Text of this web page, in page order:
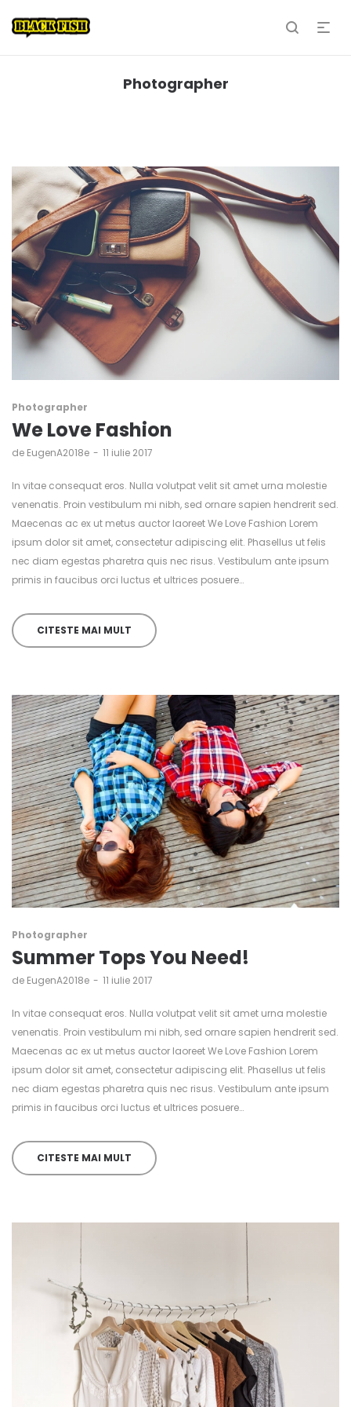
Photographer
Photographer
We Love Fashion
de EugenA2018e 11 iulie 2017
In vitae consequat eros. Nulla volutpat velit sit amet urna molestie
venenatis. Proin vestibulum mi nibh, sed ornare sapien hendrerit sed.
Maecenas ac ex ut metus auctor laoreet We Love Fashion Lorem
ipsum dolor sit amet, consectetur adipiscing elit. Phasellus ut felis
nec diam egestas pharetra quis nec risus. Vestibulum ante ipsum
primis in faucibus orci luctus et ultrices posuere…
CITESTE MAI MULT
Photographer
Summer Tops You Need!
de EugenA2018e 11 iulie 2017
In vitae consequat eros. Nulla volutpat velit sit amet urna molestie
venenatis. Proin vestibulum mi nibh, sed ornare sapien hendrerit sed.
Maecenas ac ex ut metus auctor laoreet We Love Fashion Lorem
ipsum dolor sit amet, consectetur adipiscing elit. Phasellus ut felis
nec diam egestas pharetra quis nec risus. Vestibulum ante ipsum
primis in faucibus orci luctus et ultrices posuere…
CITESTE MAI MULT